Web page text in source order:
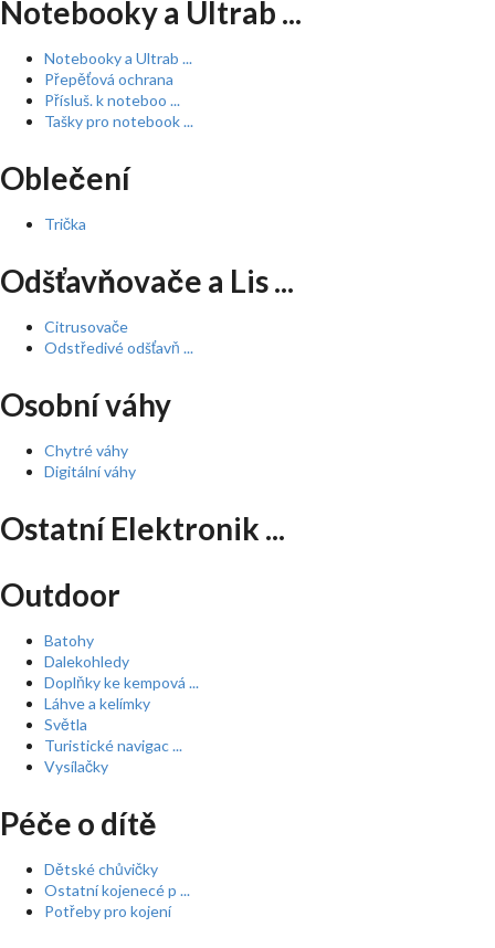
Notebooky a Ultrab ...
Notebooky a Ultrab ...
Přepěťová ochrana
Přísluš. k noteboo ...
Tašky pro notebook ...
Oblečení
Trička
Odšťavňovače a Lis ...
Citrusovače
Odstředivé odšťavň ...
Osobní váhy
Chytré váhy
Digitální váhy
Ostatní Elektronik ...
Outdoor
Batohy
Dalekohledy
Doplňky ke kempová ...
Láhve a kelímky
Světla
Turistické navigac ...
Vysílačky
Péče o dítě
Dětské chůvičky
Ostatní kojenecé p ...
Potřeby pro kojení